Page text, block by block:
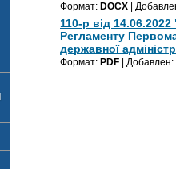
Формат: DOCX |
110-р від
Регламенту
державної
Формат: PDF | Добавлен: